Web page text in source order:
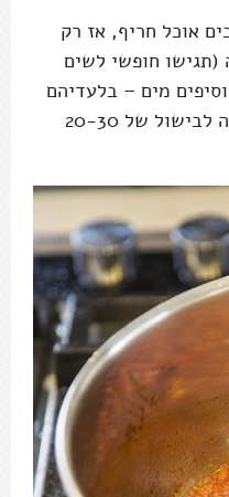
אוכל חריף, אז רק
(תגישו חופשי לשים
מים – בלעדיהם
הרסק והשום ישרפו לנו, והלאה לבישול של 20-30